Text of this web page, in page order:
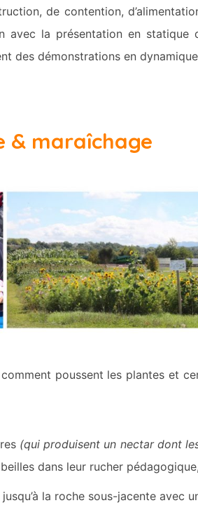
de contention,
avec la présentation en statique
des démonstrations en
& maraîchage
poussent les plantes et
(qui produisent un nectar dont
dans leur rucher pédagogique,
la roche sous-jacente avec